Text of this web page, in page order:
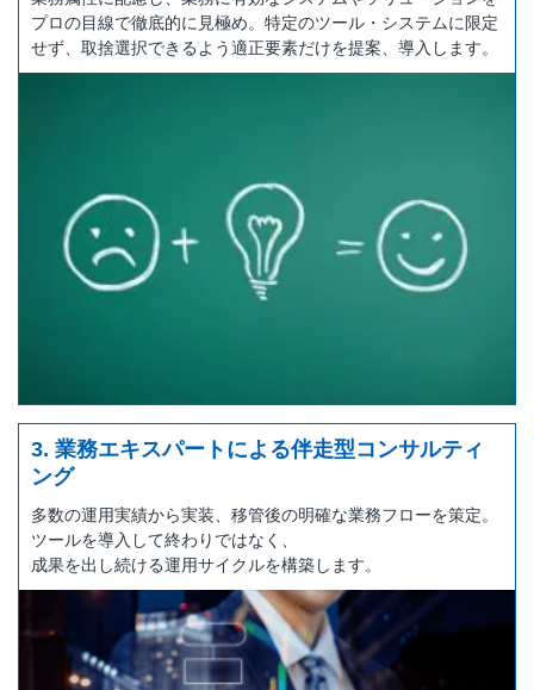
プロの目線で徹底的に見極め。特定のツール・システムに限定
せず、取捨選択できるよう適正要素だけを提案、導入します。
3. 業務エキスパートによる伴走型コンサルティ
ング
多数の運用実績から実装、移管後の明確な業務フローを策定。
ツールを導入して終わりではなく、
成果を出し続ける運用サイクルを構築します。